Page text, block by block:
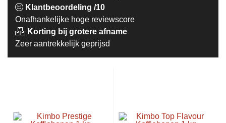
Klantbeoordeling /10
Onafhankelijke hoge reviewscore
Korting bij grotere afname
Zeer aantrekkelijk geprijsd